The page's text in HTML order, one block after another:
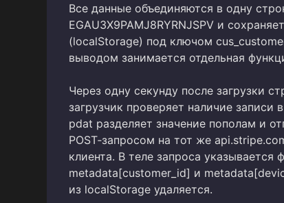
Все данные объединяются в одну
EGAU3X9PAMJ8RYRNJSPV и
(localStorage) под ключом
выводом занимается отдельная
Через одну секунду после загрузки
загрузчик проверяет наличие записи
pdat разделяет значение пополам и
POST‑запросом на тот же
клиента. В теле запроса
metadata[customer_id] и
из localStorage удаляется.